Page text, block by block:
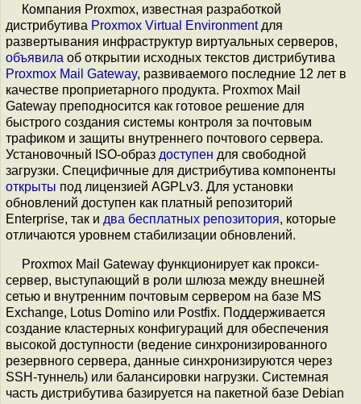
Компания Proxmox, известная разработкой
дистрибутива Proxmox Virtual Environmentдля
развертывания инфраструктур виртуальных серверов,
объявила об открытии исходных текстов дистрибутива
Proxmox Mail Gateway, развиваемого последние 12 лет в
качестве проприетарного продукта. Proxmox Mail
Gateway преподносится как готовое решение для
быстрого создания системы контроля за почтовым
трафиком и защиты внутреннего почтового сервера.
Установочный ISO-образ доступен для свободной
загрузки. Специфичные для дистрибутива компоненты
открыты под лицензией AGPLv3. Для установки
обновлений доступен как платный репозиторий
Enterprise, так и два бесплатных репозитория, которые
отличаются уровнем стабилизации обновлений.
Proxmox Mail Gateway функционирует как прокси-
сервер, выступающий в роли шлюза между внешней
сетью и внутренним почтовым сервером на базе MS
Exchange, Lotus Domino или Postfix. Поддерживается
создание кластерных конфигураций для обеспечения
высокой доступности (ведение синхронизированного
резервного сервера, данные синхронизируются через
SSH-туннель) или балансировки нагрузки. Системная
часть дистрибутива базируется на пакетной базе Debian